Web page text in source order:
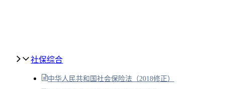
社保综合
中华人民共和国社会保险法（2018修正）